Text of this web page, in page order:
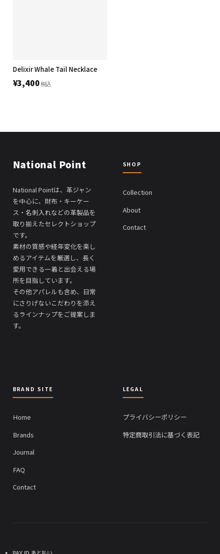
Delixir Whale Tail Necklace
¥3,400税込
National Point
National Pointは、革ジャン
を中心に、財布・キーケー
ス・名刺入れなどの革製品を
取り揃えたセレクトショップ
です。
素材の質感や経年変化を楽し
めるアイテムを厳選し、長く
愛用できる一着と出会える場
所を目指しています。
その他アパレルも含め、日常
にさりげないこだわりを添え
るラインナップをご提案しま
す。
SHOP
Collection
About
Contact
BRAND SITE
Home
Brands
Journal
FAQ
Contact
LEGAL
プライバシーポリシー
特定商取引法に基づく表記
PAY ID あと払い